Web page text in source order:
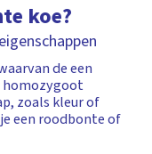
koe?
de een
homozygoot
zoals kleur of
een roodbonte of